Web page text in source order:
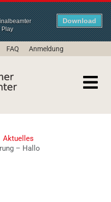
Play
Download
FAQ Anmeldung
Aktuelles
– Hallo